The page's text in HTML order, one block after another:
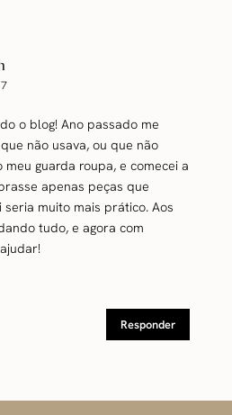
o blog! Ano passado me
não usava, ou que não
guarda roupa, e comecei a
apenas peças que
muito mais prático. Aos
tudo, e agora com
Responder